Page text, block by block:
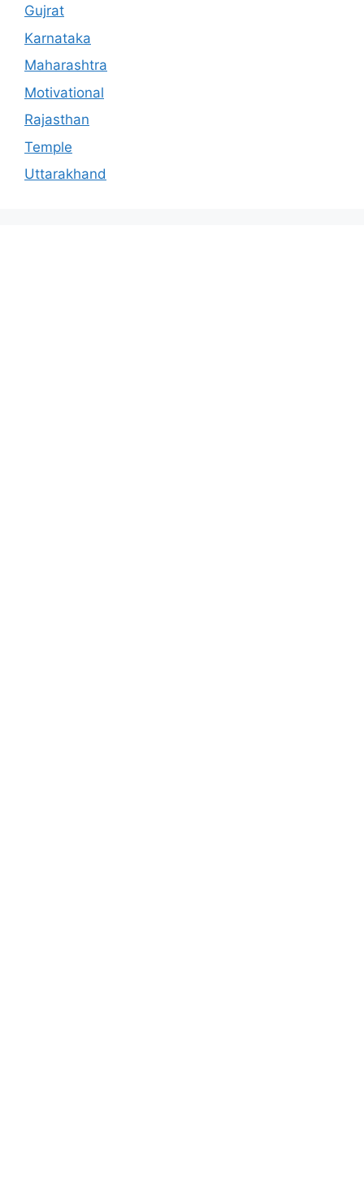
Gujrat
Karnataka
Maharashtra
Motivational
Rajasthan
Temple
Uttarakhand